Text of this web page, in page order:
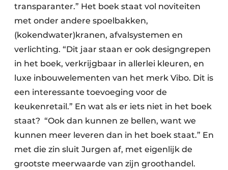
transparanter.” Het boek staat vol noviteiten
met onder andere spoelbakken,
(kokendwater)kranen, afvalsystemen en
verlichting. “Dit jaar staan er ook designgrepen
in het boek, verkrijgbaar in allerlei kleuren, en
luxe inbouwelementen van het merk Vibo. Dit is
een interessante toevoeging voor de
keukenretail.” En wat als er iets niet in het boek
staat? “Ook dan kunnen ze bellen, want we
kunnen meer leveren dan in het boek staat.” En
met die zin sluit Jurgen af, met eigenlijk de
grootste meerwaarde van zijn groothandel.